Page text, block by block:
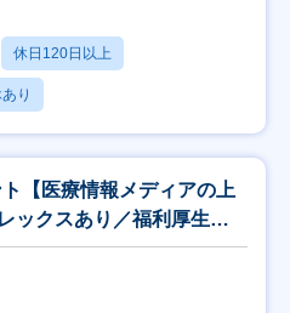
休日120日以上
り
【医療情報メディアの上
ックスあり／福利厚生充